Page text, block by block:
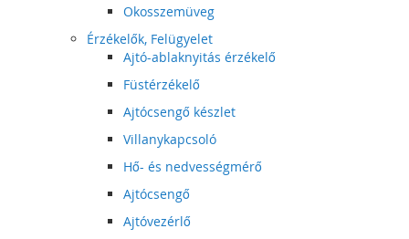
Okosszemüveg
Érzékelők, Felügyelet
Ajtó-ablaknyitás érzékelő
Füstérzékelő
Ajtócsengő készlet
Villanykapcsoló
Hő- és nedvességmérő
Ajtócsengő
Ajtóvezérlő